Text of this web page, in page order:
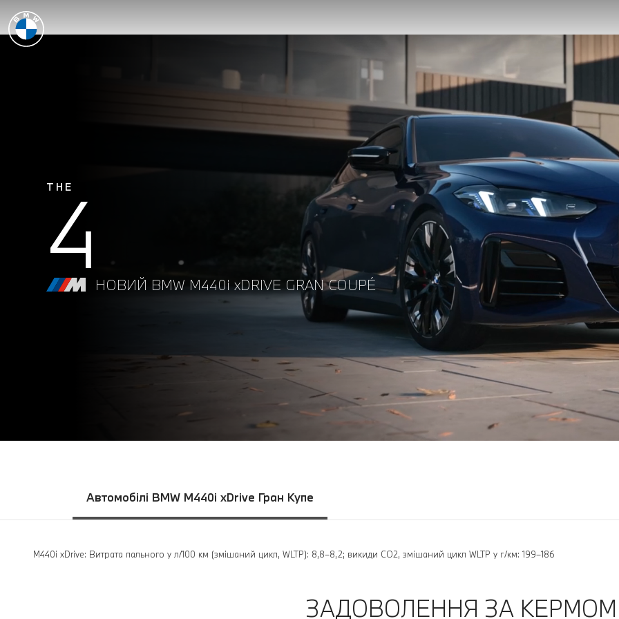
THE
4 НОВИЙ BMW M440i xDRIVE GRAN COUPÉ
Автомобілі BMW M440i xDrive Гран Купе
M440i xDrive: Витрата пального у л/100 км (змішаний цикл, WLTP): 8,8–8,2; викиди CO2, змішаний цикл WLTP у г/км: 199–186
ЗАДОВОЛЕННЯ ЗА